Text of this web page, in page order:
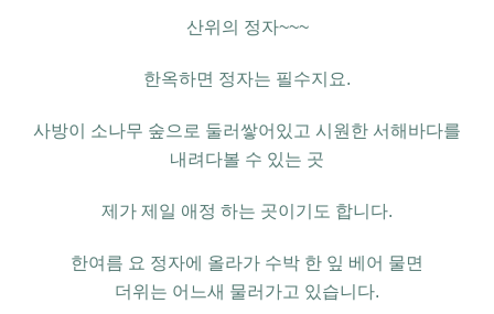
산위의 정자~~~
한옥하면 정자는 필수지요.
사방이 소나무 숲으로 둘러쌓어있고 시원한 서해바다를
내려다볼 수 있는 곳
제가 제일 애정 하는 곳이기도 합니다.
한여름 요 정자에 올라가 수박 한 잎 베어 물면
더위는 어느새 물러가고 있습니다.